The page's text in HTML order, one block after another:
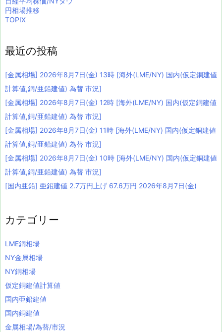
円相場推移
TOPIX
最近の投稿
[金属相場] 2026年8月7日(金) 13時 [海外(LME/NY) 国内(仮定銅建値
計算値,銅/亜鉛建値) 為替 市況]
[金属相場] 2026年8月7日(金) 12時 [海外(LME/NY) 国内(仮定銅建値
計算値,銅/亜鉛建値) 為替 市況]
[金属相場] 2026年8月7日(金) 11時 [海外(LME/NY) 国内(仮定銅建値
計算値,銅/亜鉛建値) 為替 市況]
[金属相場] 2026年8月7日(金) 10時 [海外(LME/NY) 国内(仮定銅建値
計算値,銅/亜鉛建値) 為替 市況]
[国内亜鉛] 亜鉛建値 2.7万円上げ 67.6万円 2026年8月7日(金)
カテゴリー
LME銅相場
NY金属相場
NY銅相場
仮定銅建値計算値
国内亜鉛建値
国内銅建値
金属相場/為替/市況